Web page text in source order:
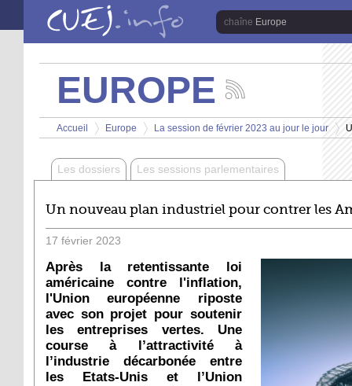
Aller au contenu principal
Europe
EUROPE
les
actualités
de
chaîne
Europe
Vous êtes ici
Accueil
>
Europe
>
La session de février 2023 au jour le jour
>
Les dossiers Les sessions parlementaires
Un nouveau plan industriel pour contrer les
17 février 2023
Après la retentissante loi
américaine contre l'inflation,
l'Union européenne riposte
avec son projet pour soutenir
les entreprises vertes. Une
course à l’attractivité à
l’industrie décarbonée entre
les Etats-Unis et l’Union